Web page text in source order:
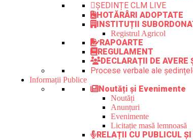
ȘEDINȚE CLM LIVE
HOTĂRÂRI ADOPTATE
INSTITUȚII
Registrul Agricol
RAPOARTE
REGULAMENT
DECLARAȚII DE AVERE
Procese verbale ale
Informații Publice
Noutăți și Evenimente
Noutăți
Anunțuri
Evenimente
Licitație masă lemnoasă
RELAȚII CU PUBLICUL